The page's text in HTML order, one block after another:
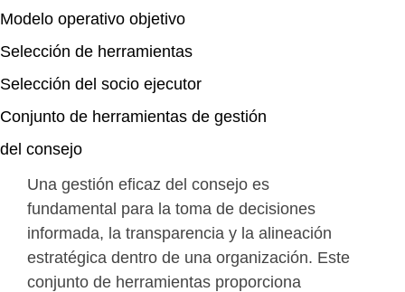
Modelo operativo objetivo
Selección de herramientas
Selección del socio ejecutor
Conjunto de herramientas de gestión
del consejo
Una gestión eficaz del consejo es
fundamental para la toma de decisiones
informada, la transparencia y la alineación
estratégica dentro de una organización. Este
conjunto de herramientas proporciona